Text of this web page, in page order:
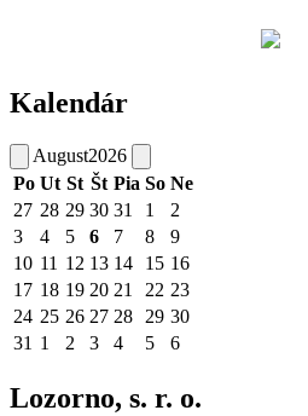
Kalendár
August2026
Po Ut St Št Pia So Ne
27 28 29 30 31 1
2
3
4 5 6 7 8
9
10 11 12 13 14 15 16
17 18 19 20 21 22 23
24 25 26 27 28 29 30
31 1 2 3 4 5 6
Lozorno, s. r. o.